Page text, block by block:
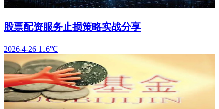
股票配资服务止损策略实战分享
2026-4-26 116℃